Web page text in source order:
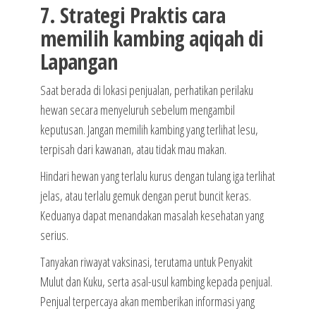
7. Strategi Praktis cara
memilih kambing aqiqah di
Lapangan
Saat berada di lokasi penjualan, perhatikan perilaku
hewan secara menyeluruh sebelum mengambil
keputusan. Jangan memilih kambing yang terlihat lesu,
terpisah dari kawanan, atau tidak mau makan.
Hindari hewan yang terlalu kurus dengan tulang iga terlihat
jelas, atau terlalu gemuk dengan perut buncit keras.
Keduanya dapat menandakan masalah kesehatan yang
serius.
Tanyakan riwayat vaksinasi, terutama untuk Penyakit
Mulut dan Kuku, serta asal-usul kambing kepada penjual.
Penjual terpercaya akan memberikan informasi yang